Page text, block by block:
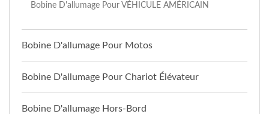
Bobine D'allumage Pour VÉHICULE AMÉRICAIN
Bobine D'allumage Pour Motos
Bobine D'allumage Pour Chariot Élévateur
Bobine D'allumage Hors-Bord